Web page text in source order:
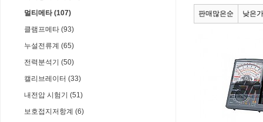
멀티메타 (107)
클램프메타 (93)
누설전류계 (65)
전력분석기 (50)
캘리브레이터 (33)
내전압 시험기 (51)
보호접지저항계 (6)
판매많은순 낮은